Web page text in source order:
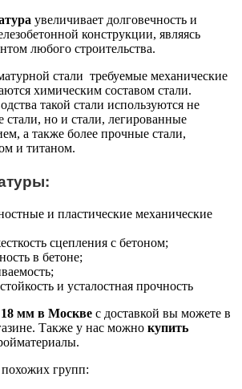
увеличивает долговечность и
конструкции, являясь
любого строительства.
стали требуемые механические
химическим составом стали.
такой стали используются не
стали, но и стали, легированные
а также более прочные стали,
и титаном.
и пластические механические
сцепления с бетоном;
в бетоне;
и усталостная прочность
мм в Москве с доставкой вы можете в
Также у нас можно купить
групп: